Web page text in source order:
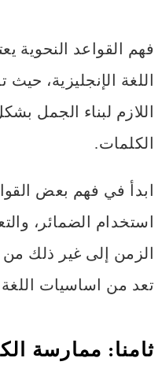
فهم القواعد النحوية
اللغة الإنجليزية،
اللازم لبناء الجمل
الكلمات.
ابدأ في فهم بعض
استخدام الضمائر،
الزمن إلى غير ذلك من
تعد من اساسيات اللغة
ثامنا: ممارسة